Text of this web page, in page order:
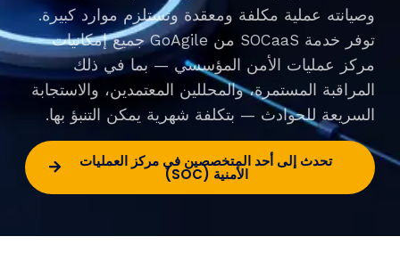
وصيانته عملية مكلفة ومعقدة وتستلزم موارد كبيرة.
توفر خدمة SOCaaS من GoAgile جميع إمكانيات
مركز عمليات الأمن المؤسسي — بما في ذلك
المراقبة المستمرة، والمحللين المعتمدين، والاستجابة
السريعة للحوادث — بتكلفة شهرية يمكن التنبؤ بها.
تحدث إلى أحد المتخصصين في مركز العمليات
الأمنية (SOC)